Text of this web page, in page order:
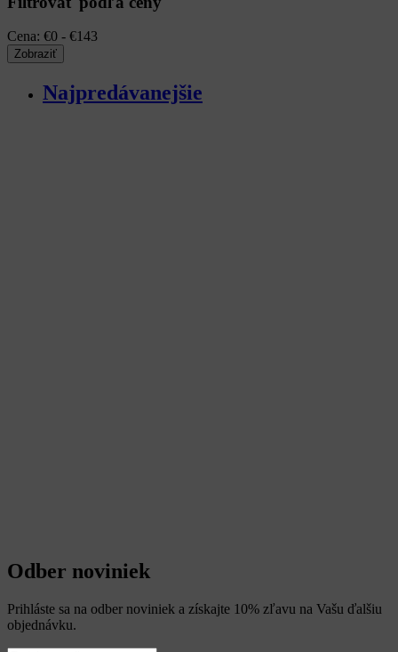
Cena: €0 - €143
Najpredávanejšie
Odber noviniek
Prihláste sa na odber noviniek a získajte 10% zľavu na Vašu ďalšiu
objednávku.